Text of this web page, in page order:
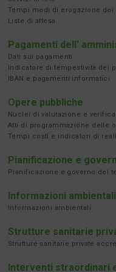
Tempi medi di erogazione dei
Liste di attesa
Pagamenti dell'
Dati sui pagamenti
Indicatore di tempestività dei
IBAN e pagamenti informatici
Opere pubbliche
Nuclei di valutazione e
Atti di programmazione delle
Tempi costi e indicatori di
Pianificazione e
Pianificazione e governo del
Informazioni ambientali
Informazioni ambientali
Strutture sanitarie
Strutture sanitarie private
Interventi straordinari